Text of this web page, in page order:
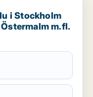
Innerstad, Vasastan
i Stockholm
m.fl.